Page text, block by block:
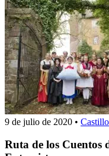
9 de julio de 2020 •
Ruta de los Cuentos